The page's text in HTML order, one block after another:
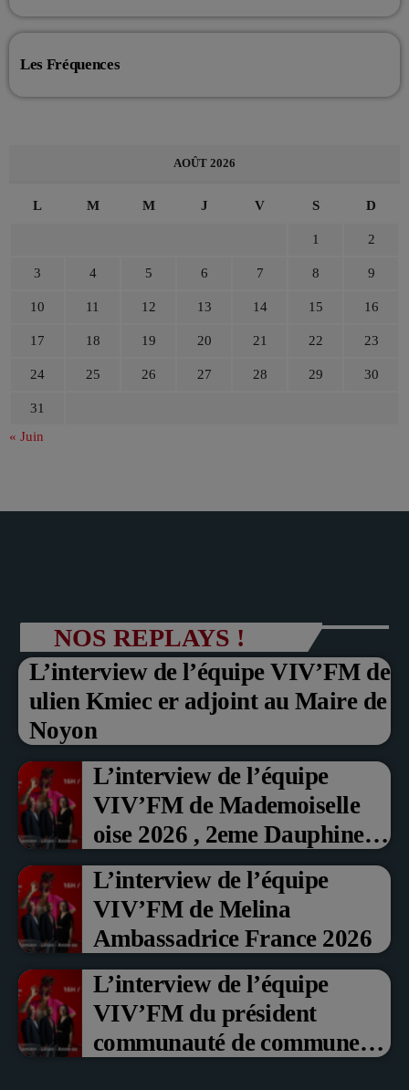
Les Fréquences
AOÛT 2026
L M M J V S D
1 2
3 4 5 6 7 8 9
10 11 12 13 14 15 16
17 18 19 20 21 22 23
24 25 26 27 28 29 30
31
« Juin
NOS REPLAYS !
L’interview de l’équipe VIV’FM de
ulien Kmiec er adjoint au Maire de
Noyon
L’interview de l’équipe
VIV’FM de Mademoiselle
oise 2026 , 2eme Dauphine et
Prix du Public , Marche aux
fruits rouge Noyon 2026
L’interview de l’équipe
VIV’FM de Melina
Ambassadrice France 2026
L’interview de l’équipe
VIV’FM du président
communauté de communes